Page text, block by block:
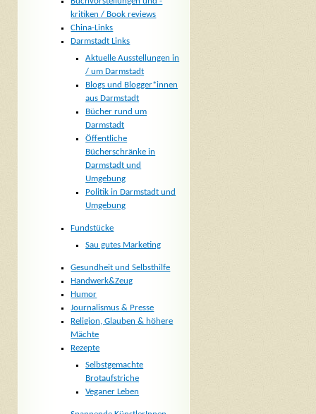
kritiken / Book reviews
China-Links
Darmstadt Links
Aktuelle Ausstellungen in
/ um Darmstadt
Blogs und Blogger*innen
aus Darmstadt
Bücher rund um
Darmstadt
Öffentliche
Bücherschränke in
Darmstadt und
Umgebung
Politik in Darmstadt und
Umgebung
Fundstücke
Sau gutes Marketing
Gesundheit und Selbsthilfe
Handwerk&Zeug
Humor
Journalismus & Presse
Religion, Glauben & höhere
Mächte
Rezepte
Selbstgemachte
Brotaufstriche
Veganer Leben